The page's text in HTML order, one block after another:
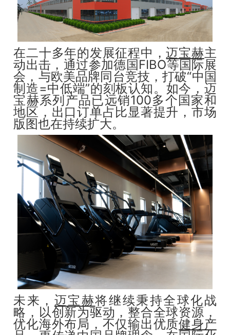
在二十多年的发展征程中，迈宝赫主
动出击，通过参加德国FIBO等国际展
会，与欧美品牌同台竞技，打破“中国
制造=中低端”的刻板认知。如今，迈
宝赫系列产品已远销100多个国家和
地区，出口订单占比显著提升，市场
版图也在持续扩大。
未来， 迈宝赫将继续秉持全球化战
略，以创新为驱动，整合全球资源，
优化海外布局，不仅输出优质健身产